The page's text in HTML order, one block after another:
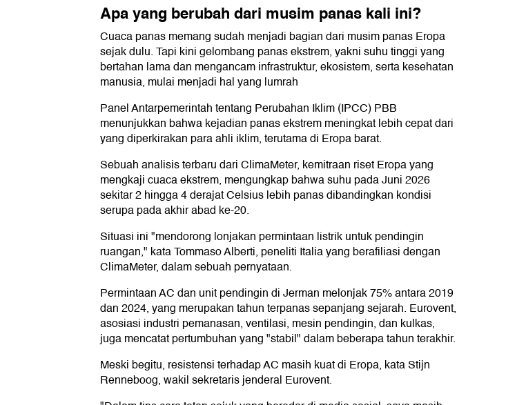
Apa yang berubah dari musim panas kali ini?
Cuaca panas memang sudah menjadi bagian dari musim panas Eropa
sejak dulu. Tapi kini gelombang panas ekstrem, yakni suhu tinggi yang
bertahan lama dan mengancam infrastruktur, ekosistem, serta kesehatan
manusia, mulai menjadi hal yang lumrah
Panel Antarpemerintah tentang Perubahan Iklim (IPCC) PBB
menunjukkan bahwa kejadian panas ekstrem meningkat lebih cepat dari
yang diperkirakan para ahli iklim, terutama di Eropa barat.
Sebuah analisis terbaru dari ClimaMeter, kemitraan riset Eropa yang
mengkaji cuaca ekstrem, mengungkap bahwa suhu pada Juni 2026
sekitar 2 hingga 4 derajat Celsius lebih panas dibandingkan kondisi
serupa pada akhir abad ke-20.
Situasi ini "mendorong lonjakan permintaan listrik untuk pendingin
ruangan," kata Tommaso Alberti, peneliti Italia yang berafiliasi dengan
ClimaMeter, dalam sebuah pernyataan.
Permintaan AC dan unit pendingin di Jerman melonjak 75% antara 2019
dan 2024, yang merupakan tahun terpanas sepanjang sejarah. Eurovent,
asosiasi industri pemanasan, ventilasi, mesin pendingin, dan kulkas,
juga mencatat pertumbuhan yang "stabil" dalam beberapa tahun terakhir.
Meski begitu, resistensi terhadap AC masih kuat di Eropa, kata Stijn
Renneboog, wakil sekretaris jenderal Eurovent.